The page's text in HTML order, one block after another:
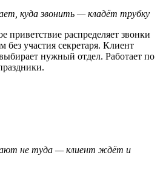
куда звонить — кладёт трубку
приветствие распределяет звонки
без участия секретаря. Клиент
нужный отдел. Работает по
не туда — клиент ждёт и